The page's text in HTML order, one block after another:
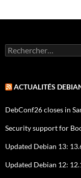
Rechercher :
ACTUALITÉS
DebConf26 closes in
Security support for
Updated Debian 13:
Updated Debian 12: